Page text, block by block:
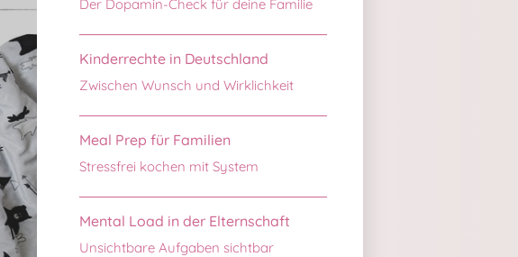
Der Dopamin-Check für deine Familie
Kinderrechte in Deutschland
Zwischen Wunsch und Wirklichkeit
Meal Prep für Familien
Stressfrei kochen mit System
Mental Load in der Elternschaft
Unsichtbare Aufgaben sichtbar